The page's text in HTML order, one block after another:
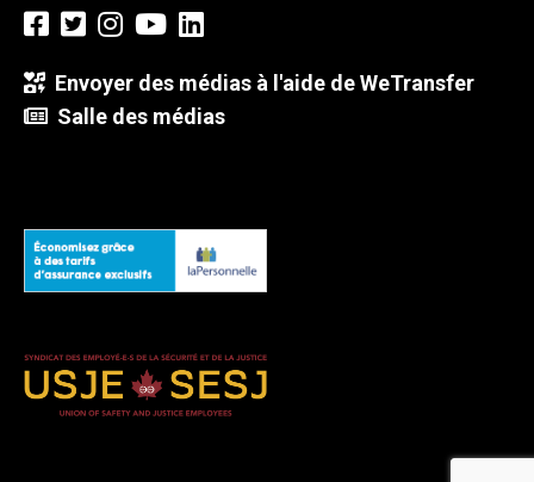
Envoyer des médias à l'aide de WeTransfer
Salle des médias